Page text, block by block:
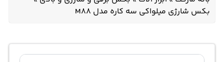
بکس شارژی میلواکی سه کاره مدل M88